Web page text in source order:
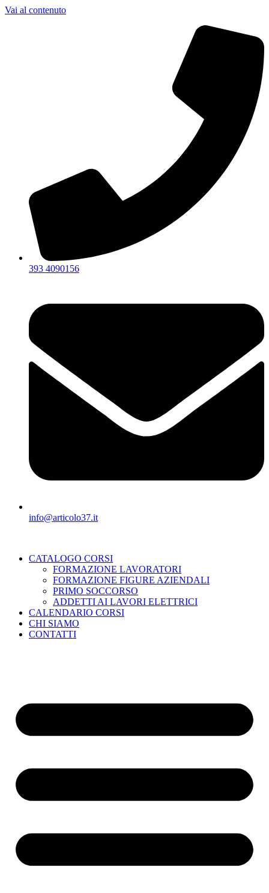
Vai al contenuto
393 4090156
info@articolo37.it
CATALOGO CORSI
FORMAZIONE LAVORATORI
FORMAZIONE FIGURE AZIENDALI
PRIMO SOCCORSO
ADDETTI AI LAVORI ELETTRICI
CALENDARIO CORSI
CHI SIAMO
CONTATTI